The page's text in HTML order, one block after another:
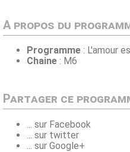
A propos du
Programme : L'amour
Chaine : M6
Partager ce
... sur Facebook
... sur twitter
... sur Google+